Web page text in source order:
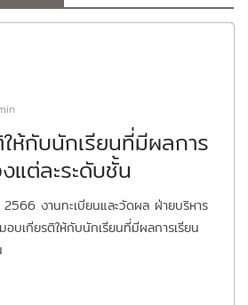
ห้กับนักเรียนที่มีผลการ
แต่ละระดับชั้น
งานทะเบียนและวัดผล ฝ่ายบริหาร
อบเกียรติให้กับนักเรียนที่มีผลการเรียน